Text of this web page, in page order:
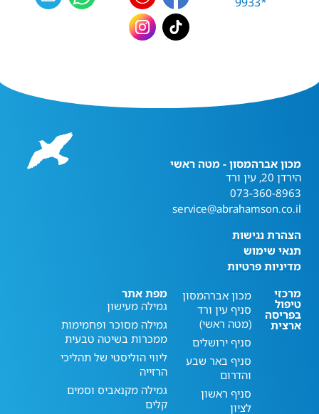
מכון אברהמסון - מטה ראשי
הירדן 20, עין ורד
073-360-8963
service@abrahamson.co.il
הצהרת נגישות
תנאי שימוש
מדיניות פרטיות
מרכזי
טיפול
בפריסה
ארצית
מכון אברהמסון
סניף עין ורד
(מטה ראשי)
סניף ירושלים
סניף באר שבע
והדרום
סניף ראשון
לציון
מפת אתר
גמילה מעישון
גמילה מסוכר ופחמימות
ממכרות בשיטה טבעית
ליווי הוליסטי של תהליכי
הרזייה
גמילה מקנאביס וסמים
קלים